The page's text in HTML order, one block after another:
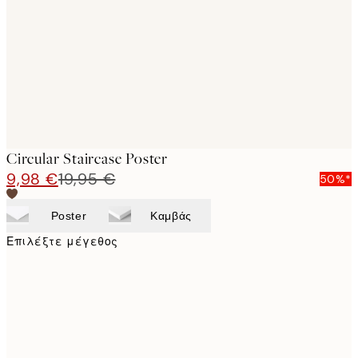
Circular Staircase Poster
9,98 €19,95 € 50%*
Poster Καμβάς
Επιλέξτε μέγεθος